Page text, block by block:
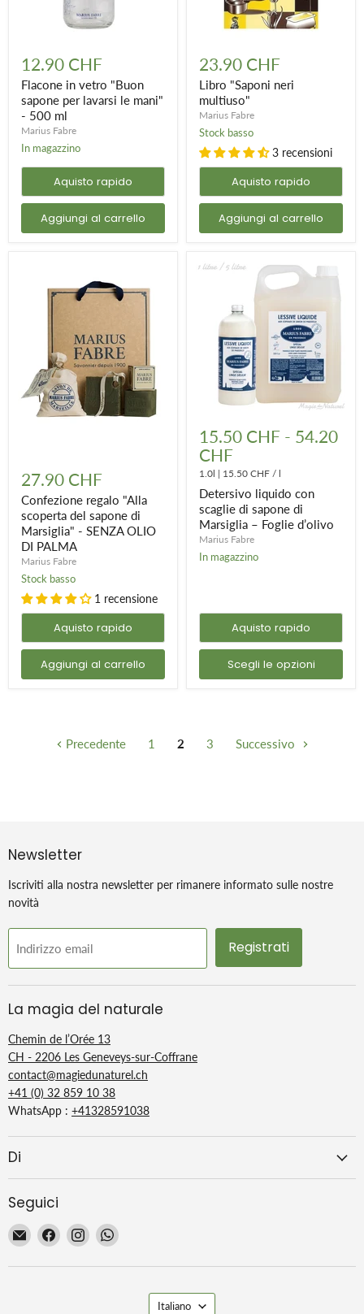
in
vetro
"Buon
sapone
per
lavarsi
le
mani"
12.90 CHF
Flacone in vetro "Buon
sapone per lavarsi le mani"
- 500 ml
Marius Fabre
In magazzino
Aquisto rapido
Aggiungi al carrello
"Saponi
neri
multiuso"
23.90 CHF
Libro "Saponi neri
multiuso"
Marius Fabre
Stock basso
3 recensioni
Aquisto rapido
Aggiungi al carrello
regalo
"Alla
scoperta
del
sapone
di
Marsiglia"
SENZA
OLIO
DI
PALMA
27.90 CHF
Confezione regalo "Alla
scoperta del sapone di
Marsiglia" - SENZA OLIO
DI PALMA
Marius Fabre
Stock basso
1 recensione
Aquisto rapido
Aggiungi al carrello
liquido
con
scaglie
di
sapone
di
Marsiglia
–
Foglie
d’olivo
15.50 CHF - 54.20
CHF
1.0l | 15.50 CHF / l
Detersivo liquido con
scaglie di sapone di
Marsiglia – Foglie d’olivo
Marius Fabre
In magazzino
Aquisto rapido
Scegli le opzioni
Precedente 1 2 3 Successivo
Newsletter
Iscriviti alla nostra newsletter per rimanere informato sulle nostre
novità
Indirizzo email Registrati
La magia del naturale
Chemin de l’Orée 13
CH - 2206 Les Geneveys-sur-Coffrane
contact@magiedunaturel.ch
+41 (0) 32 859 10 38
WhatsApp : +41328591038
Di
Seguici
Email
Magie
Trovaci
Facebook
Trovaci
Instagram
Trovaci
WhatsApp
Lingua
Italiano